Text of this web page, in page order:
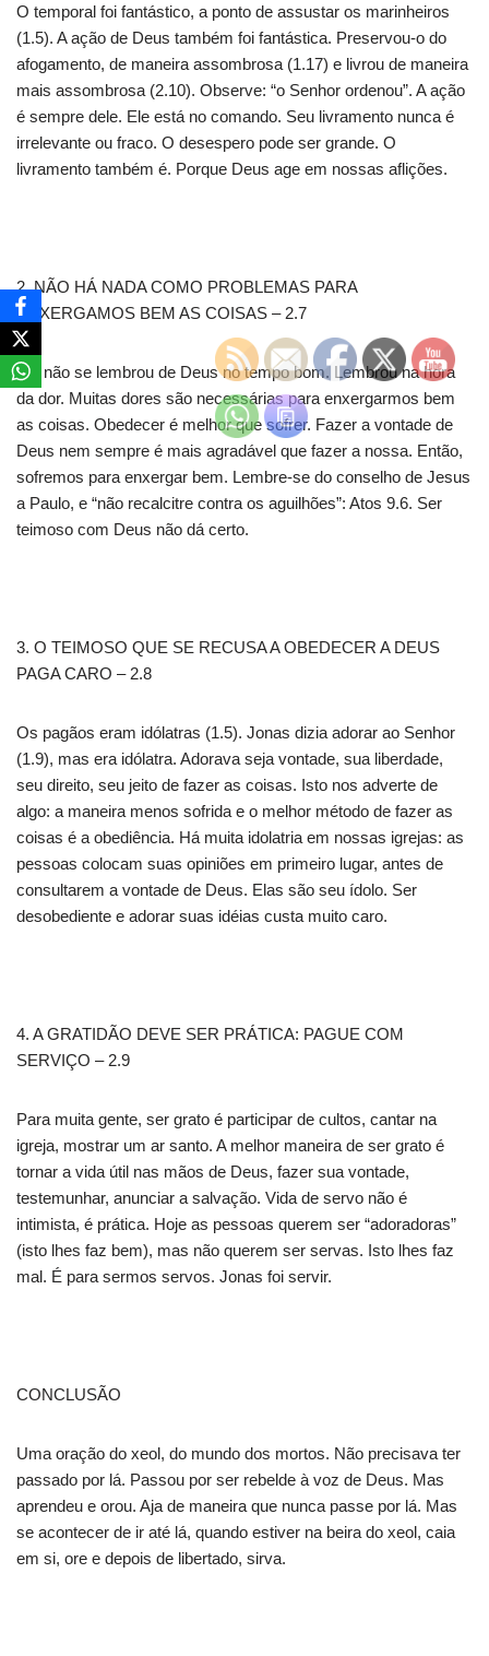
O temporal foi fantástico, a ponto de assustar os marinheiros
(1.5). A ação de Deus também foi fantástica. Preservou-o do
afogamento, de maneira assombrosa (1.17) e livrou de maneira
mais assombrosa (2.10). Observe: “o Senhor ordenou”. A ação
é sempre dele. Ele está no comando. Seu livramento nunca é
irrelevante ou fraco. O desespero pode ser grande. O
livramento também é. Porque Deus age em nossas aflições.
2. NÃO HÁ NADA COMO PROBLEMAS PARA
ENXERGAMOS BEM AS COISAS – 2.7
Ele não se lembrou de Deus no tempo bom. Lembrou na hora
da dor. Muitas dores são necessárias para enxergarmos bem
as coisas. Obedecer é melhor que sofrer. Fazer a vontade de
Deus nem sempre é mais agradável que fazer a nossa. Então,
sofremos para enxergar bem. Lembre-se do conselho de Jesus
a Paulo, e “não recalcitre contra os aguilhões”: Atos 9.6. Ser
teimoso com Deus não dá certo.
3. O TEIMOSO QUE SE RECUSA A OBEDECER A DEUS
PAGA CARO – 2.8
Os pagãos eram idólatras (1.5). Jonas dizia adorar ao Senhor
(1.9), mas era idólatra. Adorava seja vontade, sua liberdade,
seu direito, seu jeito de fazer as coisas. Isto nos adverte de
algo: a maneira menos sofrida e o melhor método de fazer as
coisas é a obediência. Há muita idolatria em nossas igrejas: as
pessoas colocam suas opiniões em primeiro lugar, antes de
consultarem a vontade de Deus. Elas são seu ídolo. Ser
desobediente e adorar suas idéias custa muito caro.
4. A GRATIDÃO DEVE SER PRÁTICA: PAGUE COM
SERVIÇO – 2.9
Para muita gente, ser grato é participar de cultos, cantar na
igreja, mostrar um ar santo. A melhor maneira de ser grato é
tornar a vida útil nas mãos de Deus, fazer sua vontade,
testemunhar, anunciar a salvação. Vida de servo não é
intimista, é prática. Hoje as pessoas querem ser “adoradoras”
(isto lhes faz bem), mas não querem ser servas. Isto lhes faz
mal. É para sermos servos. Jonas foi servir.
CONCLUSÃO
Uma oração do xeol, do mundo dos mortos. Não precisava ter
passado por lá. Passou por ser rebelde à voz de Deus. Mas
aprendeu e orou. Aja de maneira que nunca passe por lá. Mas
se acontecer de ir até lá, quando estiver na beira do xeol, caia
em si, ore e depois de libertado, sirva.